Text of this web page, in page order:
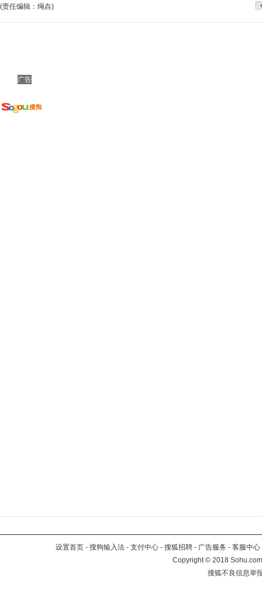
(责任编辑：绳垚)
广告
设置首页 - 搜狗输入法 - 支付中心 - 搜狐招聘 - 广告服务 - 客服中心
Copyright©2018
搜狐不良信息举